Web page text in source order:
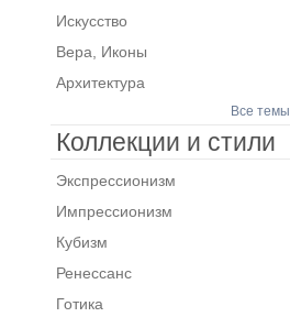
Искусство
Вера, Иконы
Архитектура
Все темы
Коллекции и стили
Экспрессионизм
Импрессионизм
Кубизм
Ренессанс
Готика